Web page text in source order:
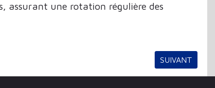
assurant une rotation régulière des
ARTICLE
SUIVANT